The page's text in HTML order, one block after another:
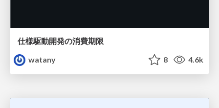
仕様駆動開発の消費期限
watany
8 4.6k